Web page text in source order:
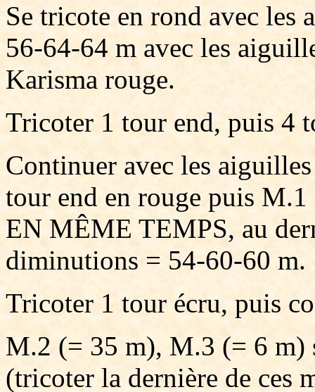
Se tricote en rond avec
56-64-64 m avec les
Karisma rouge.
Tricoter 1 tour end, puis 4
Continuer avec les
tour end en rouge puis
EN MÊME TEMPS, au
diminutions = 54-60-60 m.
Tricoter 1 tour écru, puis
M.2 (= 35 m), M.3 (= 6 m)
(tricoter la dernière de ces